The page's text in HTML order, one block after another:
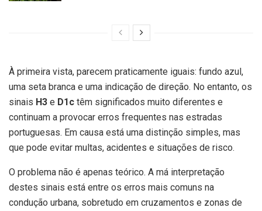
À primeira vista, parecem praticamente iguais: fundo azul,
uma seta branca e uma indicação de direção. No entanto, os
sinais H3 e D1c têm significados muito diferentes e
continuam a provocar erros frequentes nas estradas
portuguesas. Em causa está uma distinção simples, mas
que pode evitar multas, acidentes e situações de risco.
O problema não é apenas teórico. A má interpretação
destes sinais está entre os erros mais comuns na
condução urbana, sobretudo em cruzamentos e zonas de